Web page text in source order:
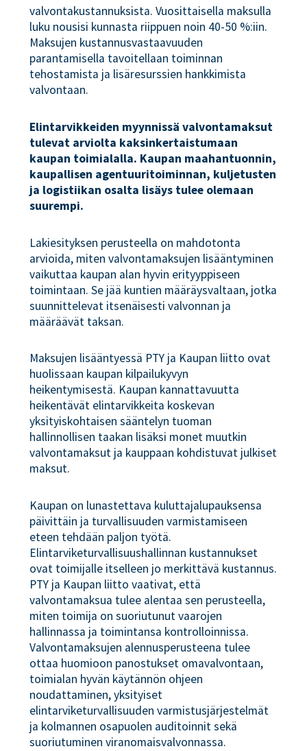
valvontakustannuksista. Vuosittaisella maksulla
luku nousisi kunnasta riippuen noin 40-50 %:iin.
Maksujen kustannusvastaavuuden
parantamisella tavoitellaan toiminnan
tehostamista ja lisäresurssien hankkimista
valvontaan.
Elintarvikkeiden myynnissä valvontamaksut
tulevat arviolta kaksinkertaistumaan
kaupan toimialalla. Kaupan maahantuonnin,
kaupallisen agentuuritoiminnan, kuljetusten
ja logistiikan osalta lisäys tulee olemaan
suurempi.
Lakiesityksen perusteella on mahdotonta
arvioida, miten valvontamaksujen lisääntyminen
vaikuttaa kaupan alan hyvin erityyppiseen
toimintaan. Se jää kuntien määräysvaltaan, jotka
suunnittelevat itsenäisesti valvonnan ja
määräävät taksan.
Maksujen lisääntyessä PTY ja Kaupan liitto ovat
huolissaan kaupan kilpailukyvyn
heikentymisestä. Kaupan kannattavuutta
heikentävät elintarvikkeita koskevan
yksityiskohtaisen sääntelyn tuoman
hallinnollisen taakan lisäksi monet muutkin
valvontamaksut ja kauppaan kohdistuvat julkiset
maksut.
Kaupan on lunastettava kuluttajalupauksensa
päivittäin ja turvallisuuden varmistamiseen
eteen tehdään paljon työtä.
Elintarviketurvallisuushallinnan kustannukset
ovat toimijalle itselleen jo merkittävä kustannus.
PTY ja Kaupan liitto vaativat, että
valvontamaksua tulee alentaa sen perusteella,
miten toimija on suoriutunut vaarojen
hallinnassa ja toimintansa kontrolloinnissa.
Valvontamaksujen alennusperusteena tulee
ottaa huomioon panostukset omavalvontaan,
toimialan hyvän käytännön ohjeen
noudattaminen, yksityiset
elintarviketurvallisuuden varmistusjärjestelmät
ja kolmannen osapuolen auditoinnit sekä
suoriutuminen viranomaisvalvonnassa.